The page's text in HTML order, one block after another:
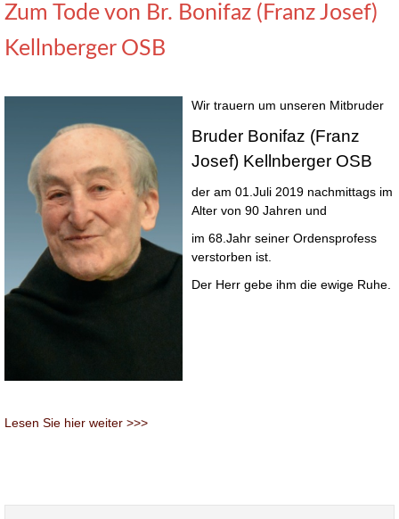
Zum Tode von Br. Bonifaz (Franz Josef)
Kellnberger OSB
Wir trauern um unseren Mitbruder
Bruder Bonifaz (Franz
Josef) Kellnberger OSB
der am 01.Juli 2019 nachmittags im
Alter von 90 Jahren und
im 68.Jahr seiner Ordensprofess
verstorben ist.
Der Herr gebe ihm die ewige Ruhe.
Lesen Sie hier weiter >>>